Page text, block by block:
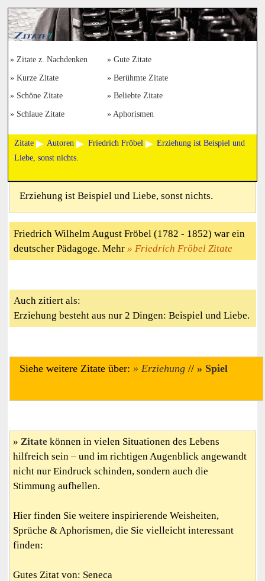
Zitate z. Nachdenken Gute Zitate
Kurze Zitate Berühmte Zitate
Schöne Zitate Beliebte Zitate
Schlaue Zitate Aphorismen
Zitate Autoren Friedrich Fröbel
Erziehung ist Beispiel und
Liebe, sonst nichts.
Erziehung ist Beispiel und Liebe, sonst nichts.
Friedrich Wilhelm August Fröbel (1782 - 1852) war ein
deutscher Pädagoge. Mehr
Friedrich Fröbel Zitate
Auch zitiert als:
Erziehung besteht aus nur 2 Dingen: Beispiel und Liebe.
Siehe weitere Zitate über: Erziehung // Spiel
Zitate können in vielen Situationen des Lebens
hilfreich sein – und im richtigen Augenblick angewandt
nicht nur Eindruck schinden, sondern auch die
Stimmung aufhellen.
Hier finden Sie weitere inspirierende Weisheiten,
Sprüche & Aphorismen, die Sie vielleicht interessant
finden:
Gutes Zitat von: Seneca